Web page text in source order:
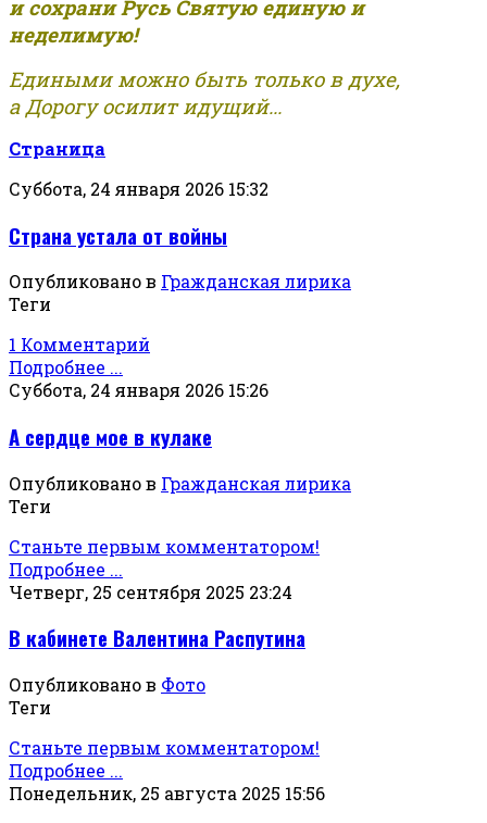
и сохрани Русь Святую единую и
неделимую!
Едиными можно быть только в духе,
а Дорогу осилит идущий...
Страница
Суббота, 24 января 2026 15:32
Страна устала от войны
Опубликовано в Гражданская лирика
Теги
1 Комментарий
Подробнее ...
Суббота, 24 января 2026 15:26
А сердце мое в кулаке
Опубликовано в Гражданская лирика
Теги
Станьте первым комментатором!
Подробнее ...
Четверг, 25 сентября 2025 23:24
В кабинете Валентина Распутина
Опубликовано в Фото
Теги
Станьте первым комментатором!
Подробнее ...
Понедельник, 25 августа 2025 15:56